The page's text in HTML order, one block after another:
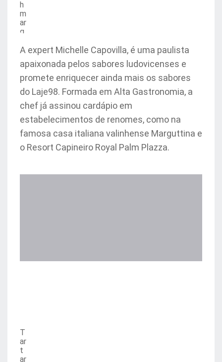
h
m
ar
g
it
A expert Michelle Capovilla, é uma paulista
apaixonada pelos sabores ludovicenses e
promete enriquecer ainda mais os sabores
do Laje98. Formada em Alta Gastronomia, a
chef já assinou cardápio em
estabelecimentos de renomes, como na
famosa casa italiana valinhense Marguttina e
o Resort Capineiro Royal Palm Plazza.
T
ar
t
ar